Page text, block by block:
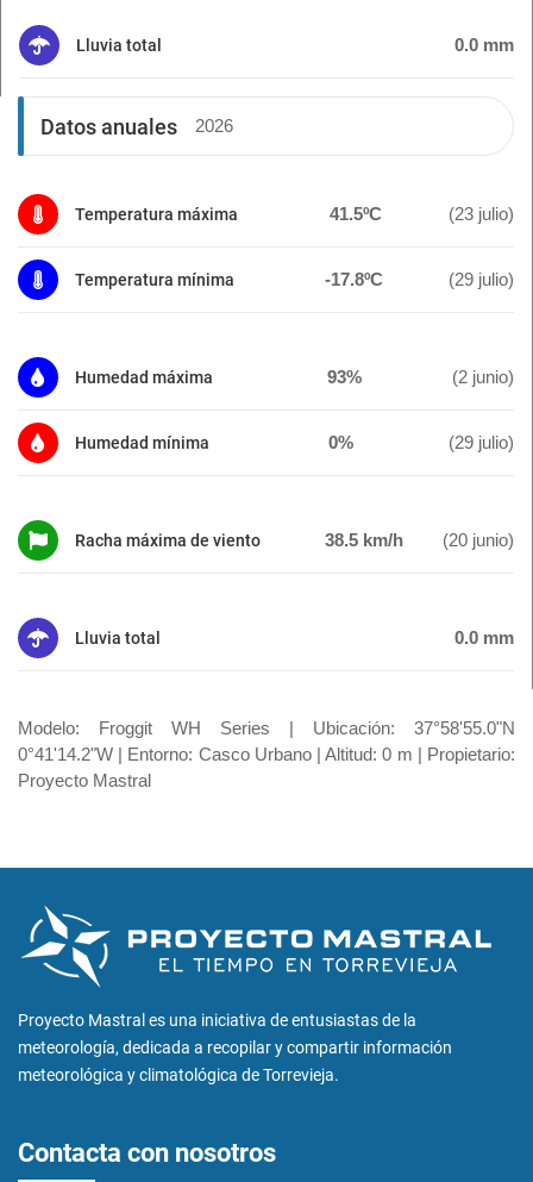
Lluvia total 0.0 mm
Datos anuales 2026
Temperatura máxima 41.5ºC (23 julio)
Temperatura mínima -17.8ºC (29 julio)
Humedad máxima 93% (2 junio)
Humedad mínima 0% (29 julio)
Racha máxima de viento 38.5 km/h (20 junio)
Lluvia total 0.0 mm
Modelo: Froggit WH Series | Ubicación: 37°58'55.0"N
0°41'14.2"W | Entorno: Casco Urbano | Altitud: 0 m | Propietario:
Proyecto Mastral
Proyecto Mastral es una iniciativa de entusiastas de la
meteorología, dedicada a recopilar y compartir información
meteorológica y climatológica de Torrevieja.
Contacta con nosotros